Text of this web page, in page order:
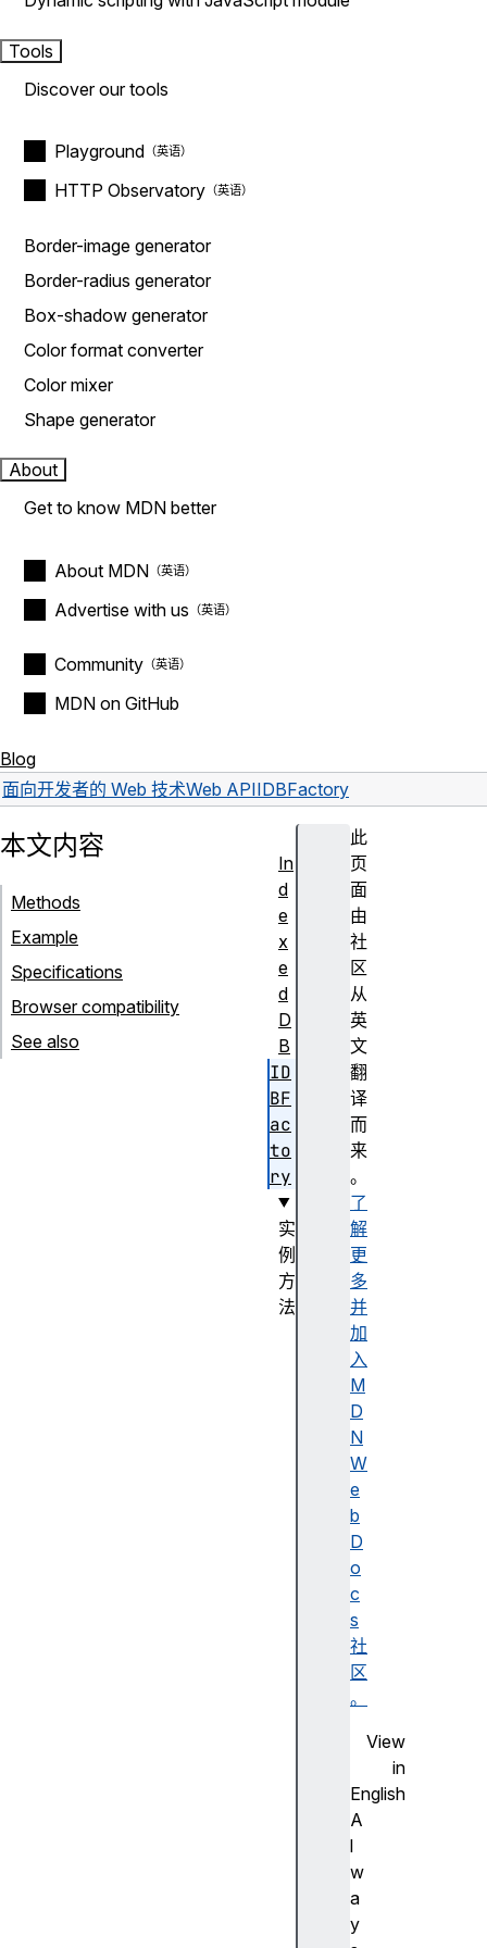
Tools
Discover our tools
Playground
HTTP Observatory
Border-image generator
Border-radius generator
Box-shadow generator
Color format converter
Color mixer
Shape generator
About
Get to know MDN better
About MDN
Advertise with us
Community
MDN on GitHub
Blog
面向开发者的 Web 技术Web APIIDBFactory
此
页
面
由
社
区
从
英
文
翻
译
而
来
。
了
解
更
多
并
加
入
M
D
N
W
e
b
D
o
c
s
社
区
。
View
in
English
A
l
w
a
y
本文内容
Methods
Example
Specifications
Browser compatibility
See also
In
d
e
x
e
d
D
B
ID
BF
ac
to
ry
实
例
方
法